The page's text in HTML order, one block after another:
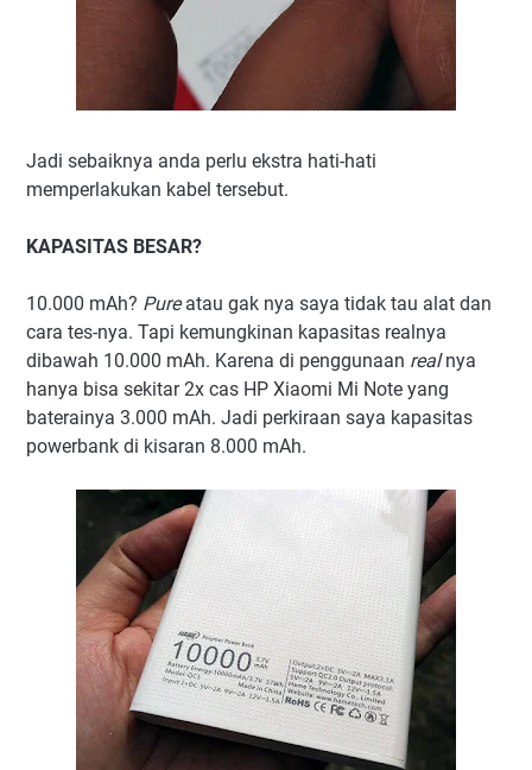
Jadi sebaiknya anda perlu ekstra hati-hati
memperlakukan kabel tersebut.
KAPASITAS BESAR?
10.000 mAh? Pureatau gak nya saya tidak tau alat dan
cara tes-nya. Tapi kemungkinan kapasitas realnya
dibawah 10.000 mAh. Karena di penggunaan realnya
hanya bisa sekitar 2x cas HP Xiaomi Mi Note yang
baterainya 3.000 mAh. Jadi perkiraan saya kapasitas
powerbank di kisaran 8.000 mAh.